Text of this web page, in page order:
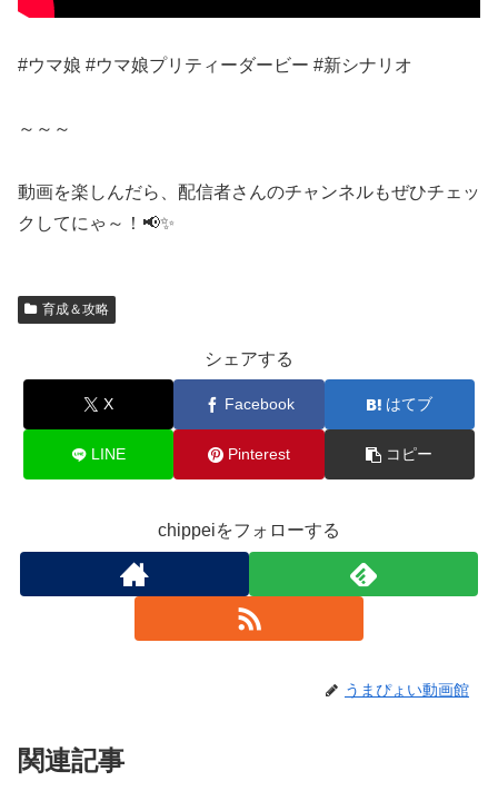
#ウマ娘 #ウマ娘プリティーダービー #新シナリオ
～～～
動画を楽しんだら、配信者さんのチャンネルもぜひチェッ
クしてにゃ～！📢✨
育成＆攻略
シェアする
X Facebook はてブ
LINE Pinterest コピー
chippeiをフォローする
うまぴょい動画館
関連記事